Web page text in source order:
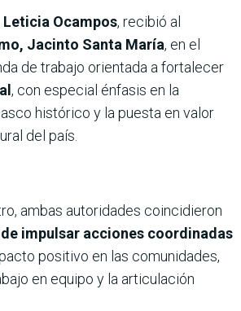
Ocampos, recibió al
Jacinto Santa María, en el
de trabajo orientada a fortalecer
, con especial énfasis en la
histórico y la puesta en valor
del país.
ambas autoridades coincidieron
impulsar acciones coordinadas
positivo en las comunidades,
en equipo y la articulación